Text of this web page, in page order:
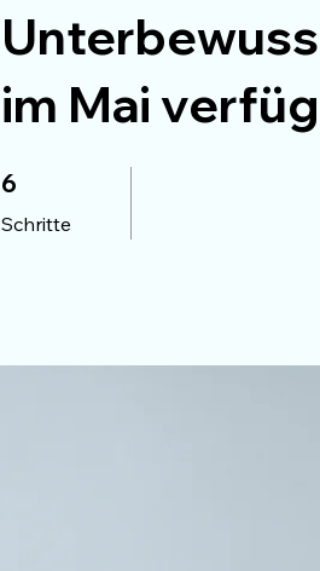
im Mai
6
Schritte
6 Schritte